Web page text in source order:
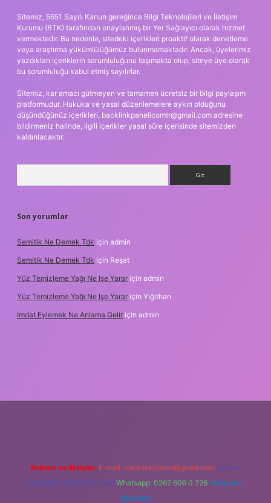
Sitemiz, 5651 Sayılı Kanun gereğince Bilgi Teknolojileri ve İletişim
Kurumu (BTK) tarafından onaylanmış bir Yer Sağlayıcı olarak hizmet
vermektedir. Bu nedenle, sitedeki içerikleri proaktif olarak denetleme
veya araştırma yükümlülüğümüz bulunmamaktadır. Ancak, üyelerimiz
yazdıkları içeriklerin sorumluluğunu taşımakta olup, siteye üye olarak
bu sorumluluğu kabul etmiş sayılırlar.
Sitemiz, kar amacı gütmeyen ve tamamen ücretsiz bir bilgi paylaşım
platformudur. Hukuka ve yasal düzenlemelere aykırı olduğunu
düşündüğünüz içerikleri, backlinkpanelicomtr@gmail.com adresine
bildirmeniz halinde, ilgili içerikler yasal süre içerisinde sitemizden
kaldırılacaktır.
Son yorumlar
Semitik Ne Demek Tdk için admin
Semitik Ne Demek Tdk için Reşat
Yüz Temizleme Yağı Ne Işe Yarar için admin
Yüz Temizleme Yağı Ne Işe Yarar için Yiğithan
Imdat Eylemek Ne Anlama Gelir için admin
Reklam ve İletişim: E-mail: backlinkpaneli@gmail.com Teams:
forumhizmeti@gmail.com Whatsapp: 0262 606 0 726 Telegram:
@karabul